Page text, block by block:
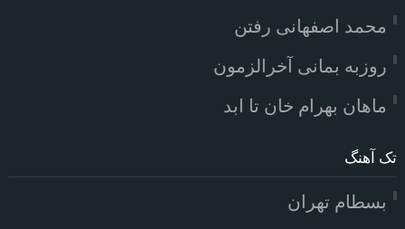
محمد اصفهانی رفتن
روزبه بمانی آخرالزمون
ماهان بهرام خان تا ابد
تک آهنگ
بسطام تهران